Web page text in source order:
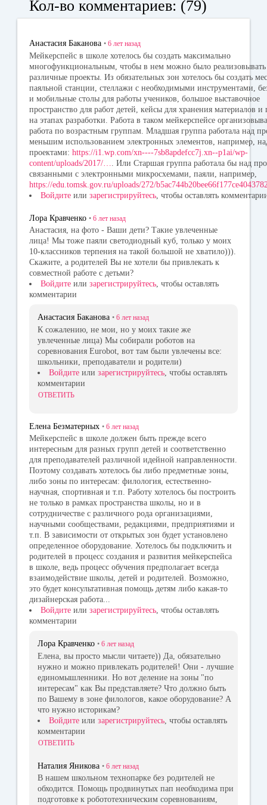
ok
la
ni
ki
r
Кол-во комментариев: (79)
Анастасия Баканова • 6 лет назад
Мейкерспейс в школе хотелось бы создать максимально
многофункциональным, чтобы в нем можно было реализовывать
различные проекты. Из обязательных зон хотелось бы создать
паяльной станции, стеллажи с необходимыми инструментами,
и мобильные столы для работы учеников, большое выставочное
пространство для работ детей, кейсы для хранения материалов и
на этапах разработки. Работа в таком мейкерспейсе
работа по возрастным группам. Младшая группа работала над
меньшим использованием электронных элементов, например,
проектами: https://i1.wp.com/xn----7sb8apdefcc7j.xn--p1ai/wp-
content/uploads/2017/…
. Или Старшая группа работала бы над
связанными с электронными микросхемами, паяли, например,
https://edu.tomsk.gov.ru/uploads/272/
Войдите или зарегистрируйтесь , чтобы оставлять
Лора Кравченко • 6 лет назад
Анастасия, на фото - Ваши дети? Такие увлеченные
лица! Мы тоже паяли светодиодный куб, только у моих
10-классников терпения на такой большой не хватило))).
Скажите, а родителей Вы не хотели бы привлекать к
совместной работе с детьми?
Войдите или зарегистрируйтесь, чтобы оставлять
комментарии
Анастасия Баканова • 6 лет назад
К сожалению, не мои, но у моих такие же
увлеченные лица) Мы собирали роботов на
соревнования Eurobot, вот там были увлечены все:
школьники, преподаватели и родители)
Войдите или зарегистрируйтесь , чтобы оставлять
комментарии
ОТВЕТИТЬ
Елена Безматерных • 6 лет назад
Мейкерспейс в школе должен быть прежде всего
интересным для разных групп детей и соответственно
для преподавателей различной идейной направленности.
Поэтому создавать хотелось бы либо предметные зоны,
либо зоны по интересам: филология, естественно-
научная, спортивная и т.п. Работу хотелось бы построить
не только в рамках пространства школы, но и в
сотрудничестве с различного рода организациями,
научными сообществами, редакциями, предприятиями и
т.п. В зависимости от открытых зон будет установлено
определенное оборудование. Хотелось бы подключить и
родителей в процесс создания и развития мейкерспейса
в школе, ведь процесс обучения предполагает всегда
взаимодействие школы, детей и родителей. Возможно,
это будет консультативная помощь детям либо какая-то
дизайнерская работа...
Войдите или зарегистрируйтесь, чтобы оставлять
комментарии
Лора Кравченко • 6 лет назад
Елена, вы просто мысли читаете)) Да, обязательно
нужно и можно привлекать родителей! Они - лучшие
единомышленники. Но вот деление на зоны "по
интересам" как Вы представляете? Что должно быть
по Вашему в зоне филологов, какое оборудование? А
что нужно историкам?
Войдите или зарегистрируйтесь , чтобы оставлять
комментарии
ОТВЕТИТЬ
Наталия Яникова • 6 лет назад
В нашем школьном технопарке без родителей не
обходится. Помощь продвинутых пап необходима при
подготовке к робототехническим соревнованиям,